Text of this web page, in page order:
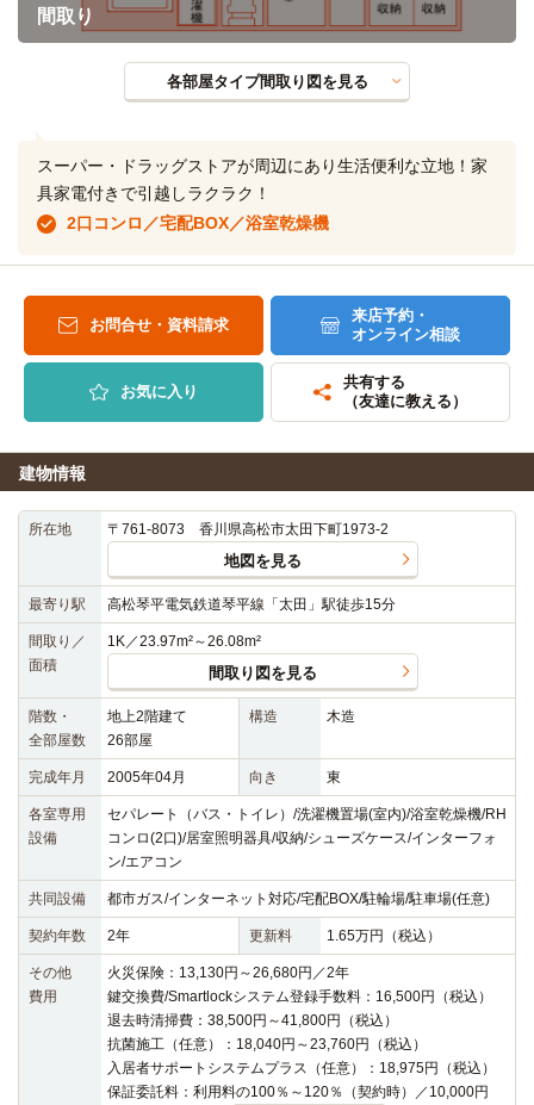
間取り
各部屋タイプ間取り図を見る
スーパー・ドラッグストアが周辺にあり生活便利な立地！家
具家電付きで引越しラクラク！
2口コンロ／宅配BOX／浴室乾燥機
お問合せ・資料請求
来店予約・
オンライン相談
お気に入り
共有する
（友達に教える）
建物情報
所在地 〒761-8073 香川県高松市太田下町1973-2
地図を見る
最寄り駅 高松琴平電気鉄道琴平線「太田」駅徒歩15分
間取り／
面積
1K／23.97m²～26.08m²
間取り図を見る
階数・
全部屋数
地上2階建て
26部屋
構造 木造
完成年月 2005年04月 向き 東
各室専用
設備
セパレート（バス・トイレ）/洗濯機置場(室内)/浴室乾燥機/RH
コンロ(2口)/居室照明器具/収納/シューズケース/インターフォ
ン/エアコン
共同設備 都市ガス/インターネット対応/宅配BOX/駐輪場/駐車場(任意)
契約年数 2年 更新料 1.65万円（税込）
その他
費用
火災保険：13,130円～26,680円／2年
鍵交換費/Smartlockシステム登録手数料：16,500円（税込）
退去時清掃費：38,500円～41,800円（税込）
抗菌施工（任意）：18,040円～23,760円（税込）
入居者サポートシステムプラス（任意）：18,975円（税込）
保証委託料：利用料の100％～120％（契約時）／10,000円